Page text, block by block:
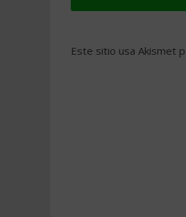
Este sitio usa Akismet